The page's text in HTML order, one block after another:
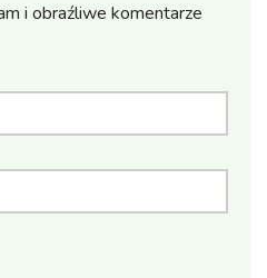
i obraźliwe komentarze